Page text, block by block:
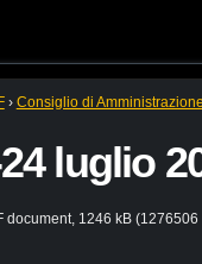
› Consiglio di
luglio
1246 kB (1276506